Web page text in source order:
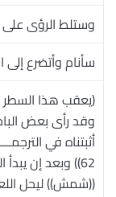
وستلط الرؤى على
سأنام وأتضرع إلى
وقد رأى بعض
62)) وبعد إن
((شمش)) ليحل